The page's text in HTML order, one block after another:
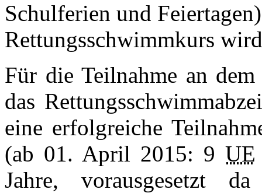
Schulferien und
Rettungsschwimmkurs
Für die Teilnahme an
das
eine erfolgreiche
(ab 01. April 2015: 9UE
Jahre, vorausgesetzt